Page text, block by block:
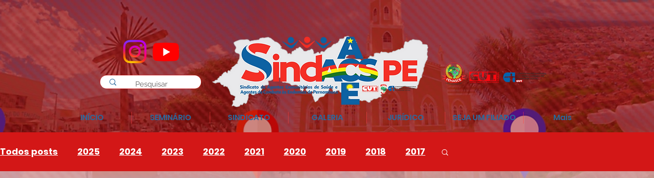
INÍCIO SEMINÁRIO SINDICATO GALERIA JURÍDICO SEJA UM FILIADO Mais
Todos posts 2025 2024 2023 2022 2021 2020 2019 2018 2017